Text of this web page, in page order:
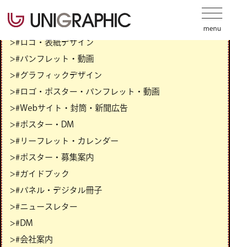
>#ロゴ・表紙デザイン
>#パンフレット・動画
>#グラフィックデザイン
>#ロゴ・ポスター・パンフレット・動画
>#Webサイト・封筒・新聞広告
>#ポスター・DM
>#リーフレット・カレンダー
>#ポスター・募集案内
>#ガイドブック
>#パネル・デジタル冊子
>#ニュースレター
>#DM
>#会社案内